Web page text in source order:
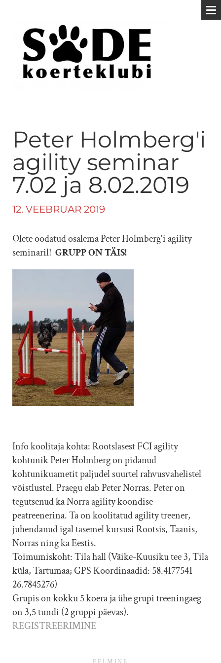
Peter Holmberg'i
agility seminar
7.02 ja 8.02.2019
12. VEEBRUAR 2019
Olete oodatud osalema Peter Holmberg'i agility
seminaril! GRUPP ON TÄIS!
Info koolitaja kohta: Rootslasest FCI agility
kohtunik Peter Holmberg on pidanud
kohtunikuametit paljudel suurtel rahvusvahelistel
võistlustel. Praegu elab Peter Norras. Peter on
tegutsenud ka Norra agility koondise
peatreenerina. Ta on koolitatud agility treener,
juhendanud igal tasemel kursusi Rootsis, Taanis,
Norras ning ka Eestis.
Toimumiskoht: Tila hall (Väike-Kuusiku tee 3, Tila
küla, Tartumaa; GPS Koordinaadid: 58.4177541
26.7845276)
Grupis on kokku 5 koera ja ühe grupi treeningaeg
on 3,5 tundi (2 gruppi päevas).
REGISTREERIMINE